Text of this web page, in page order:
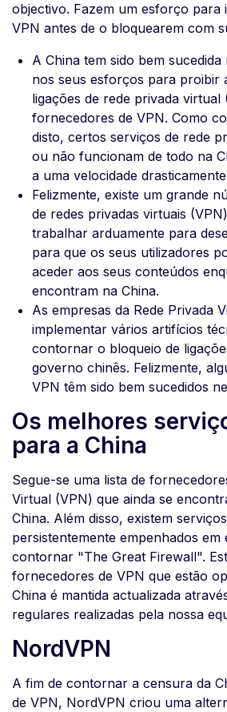
objectivo. Fazem um esforço para
VPN antes de o bloquearem com
A China tem sido bem
nos seus esforços para proibir
ligações de rede privada
fornecedores de VPN. Como
disto, certos serviços de rede
ou não funcionam de todo na
a uma velocidade
Felizmente, existe um grande
de redes privadas virtuais
trabalhar arduamente para
para que os seus utilizadores
aceder aos seus conteúdos
encontram na China.
As empresas da Rede Privada
implementar vários artifícios
contornar o bloqueio de
governo chinês. Felizmente,
VPN têm sido bem sucedidos
Os melhores
para a China
Segue-se uma lista de
Virtual (VPN) que ainda se
China. Além disso, existem
persistentemente empenhados
contornar "The Great Firewall".
fornecedores de VPN que estão
China é mantida actualizada
regulares realizadas pela nossa
NordVPN
A fim de contornar a censura da
de VPN, NordVPN criou uma